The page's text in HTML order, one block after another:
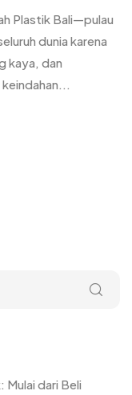
Plastik Bali—pulau
dunia karena
kaya, dan
Mulai dari Beli